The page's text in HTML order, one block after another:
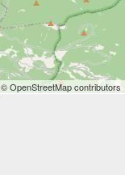
© OpenStreetMap contributors